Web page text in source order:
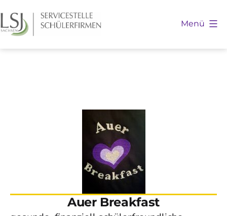
Inhalt
springen
Menü
Auer Breakfast